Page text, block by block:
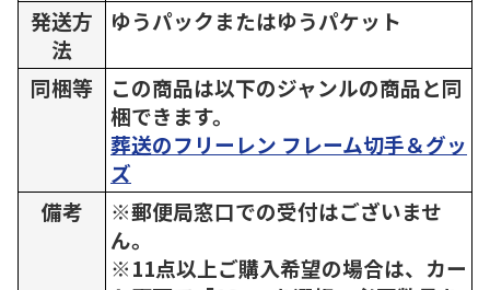
発送方
法
ゆうパックまたはゆうパケット
同梱等
この商品は以下のジャンルの商品と同
梱できます。
葬送のフリーレン フレーム切手＆グッ
ズ
備考
※郵便局窓口での受付はございませ
ん。
※11点以上ご購入希望の場合は、カー